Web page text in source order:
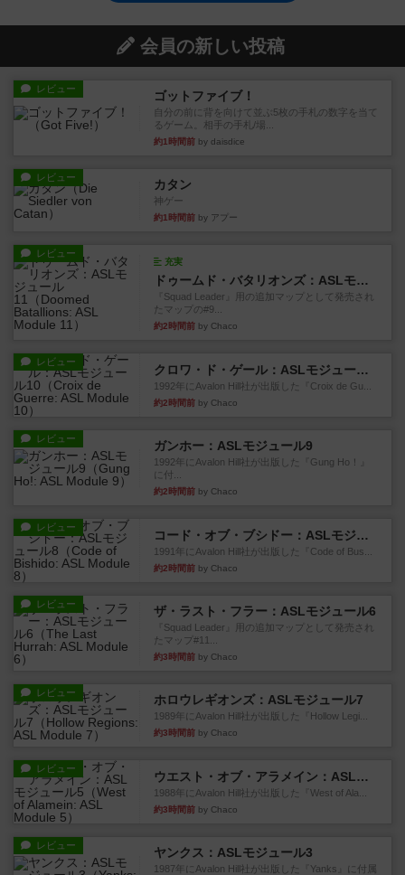
会員の新しい投稿
レビュー ゴットファイブ！
自分の前に背を向けて並ぶ5枚の手札の数字を当て
るゲーム。相手の手札/場...
約1時間前 by daisdice
レビュー カタン
神ゲー
約1時間前 by アプー
レビュー
充実
ドゥームド・バタリオンズ：ASLモジュール11
『Squad Leader』用の追加マップとして発売され
たマップの#9...
約2時間前 by Chaco
レビュー
クロワ・ド・ゲール：ASLモジュール10
1992年にAvalon Hill社が出版した『Croix de Gu...
約2時間前 by Chaco
レビュー ガンホー：ASLモジュール9
1992年にAvalon Hill社が出版した『Gung Ho！』
に付...
約2時間前 by Chaco
レビュー
コード・オブ・ブシドー：ASLモジュール8
1991年にAvalon Hill社が出版した『Code of Bus...
約2時間前 by Chaco
レビュー ザ・ラスト・フラー：ASLモジュール6
『Squad Leader』用の追加マップとして発売され
たマップ#11...
約3時間前 by Chaco
レビュー ホロウレギオンズ：ASLモジュール7
1989年にAvalon Hill社が出版した『Hollow Legi...
約3時間前 by Chaco
レビュー
ウエスト・オブ・アラメイン：ASLモジュール5
1988年にAvalon Hill社が出版した『West of Ala...
約3時間前 by Chaco
レビュー ヤンクス：ASLモジュール3
1987年にAvalon Hill社が出版した『Yanks』に付属